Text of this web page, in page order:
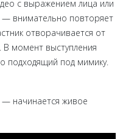
с выражением лица или
внимательно повторяет
отворачивается от
В момент выступления
подходящий под мимику.
— начинается живое